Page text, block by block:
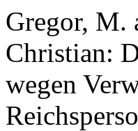
Gregor, M.
Christian:
wegen